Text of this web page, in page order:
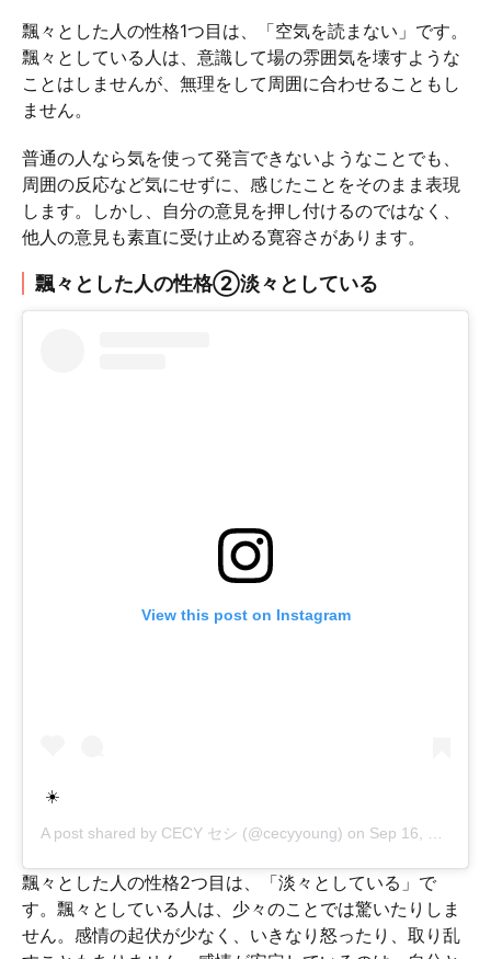
飄々とした人の性格1つ目は、「空気を読まない」です。
飄々としている人は、意識して場の雰囲気を壊すような
ことはしませんが、無理をして周囲に合わせることもし
ません。
普通の人なら気を使って発言できないようなことでも、
周囲の反応など気にせずに、感じたことをそのまま表現
します。しかし、自分の意見を押し付けるのではなく、
他人の意見も素直に受け止める寛容さがあります。
飄々とした人の性格②淡々としている
View this post on Instagram
☀️
A post shared by CECY セシ (@cecyyoung) on Sep 16, 2018 at 12:22pm PDT
飄々とした人の性格2つ目は、「淡々としている」で
す。飄々としている人は、少々のことでは驚いたりしま
せん。感情の起伏が少なく、いきなり怒ったり、取り乱